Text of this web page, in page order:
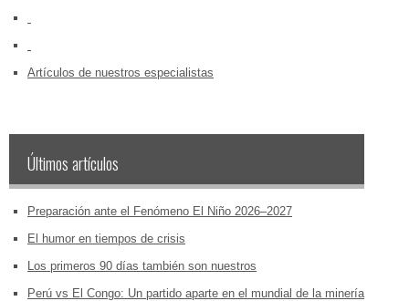
Artículos de nuestros especialistas
Últimos artículos
Preparación ante el Fenómeno El Niño 2026–2027
El humor en tiempos de crisis
Los primeros 90 días también son nuestros
Perú vs El Congo: Un partido aparte en el mundial de la minería